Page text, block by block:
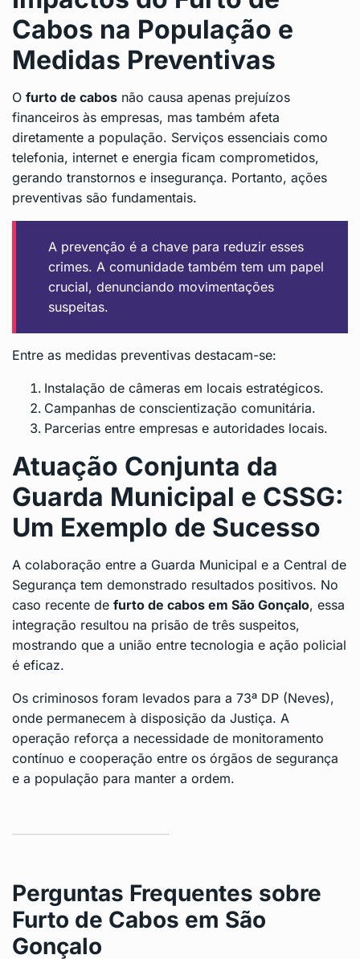
Cabos na População e
Medidas Preventivas
O furto de cabos não causa apenas prejuízos
financeiros às empresas, mas também afeta
diretamente a população. Serviços essenciais como
telefonia, internet e energia ficam comprometidos,
gerando transtornos e insegurança. Portanto, ações
preventivas são fundamentais.
A prevenção é a chave para reduzir esses
crimes. A comunidade também tem um papel
crucial, denunciando movimentações
suspeitas.
Entre as medidas preventivas destacam-se:
Instalação de câmeras em locais estratégicos.
Campanhas de conscientização comunitária.
Parcerias entre empresas e autoridades locais.
Atuação Conjunta da
Guarda Municipal e CSSG:
Um Exemplo de Sucesso
A colaboração entre a Guarda Municipal e a Central de
Segurança tem demonstrado resultados positivos. No
caso recente de furto de cabos em São Gonçalo, essa
integração resultou na prisão de três suspeitos,
mostrando que a união entre tecnologia e ação policial
é eficaz.
Os criminosos foram levados para a 73ª DP (Neves),
onde permanecem à disposição da Justiça. A
operação reforça a necessidade de monitoramento
contínuo e cooperação entre os órgãos de segurança
e a população para manter a ordem.
Perguntas Frequentes sobre
Furto de Cabos em São
Gonçalo